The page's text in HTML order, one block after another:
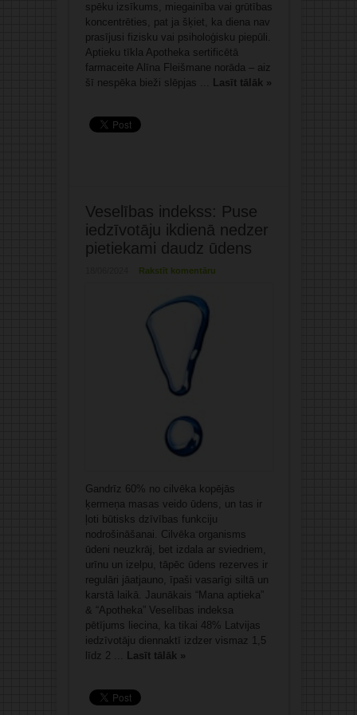
spēku izsīkums, miegainība vai grūtības
koncentrēties, pat ja šķiet, ka diena nav
prasījusi fizisku vai psiholoģisku piepūli.
Aptieku tīkla Apotheka sertificētā
farmaceite Alīna Fleišmane norāda – aiz
šī nespēka bieži slēpjas ... Lasīt tālāk »
Veselības indekss: Puse
iedzīvotāju ikdienā nedzer
pietiekami daudz ūdens
Rakstīt komentāru
Gandrīz 60% no cilvēka kopējās
ķermeņa masas veido ūdens, un tas ir
ļoti būtisks dzīvības funkciju
nodrošināšanai. Cilvēka organisms
ūdeni neuzkrāj, bet izdala ar sviedriem,
urīnu un izelpu, tāpēc ūdens rezerves ir
regulāri jāatjauno, īpaši vasarīgi siltā un
karstā laikā. Jaunākais “Mana aptieka”
& “Apotheka” Veselības indeksa
pētījums liecina, ka tikai 48% Latvijas
iedzīvotāju diennaktī izdzer vismaz 1,5
līdz 2 ... Lasīt tālāk »